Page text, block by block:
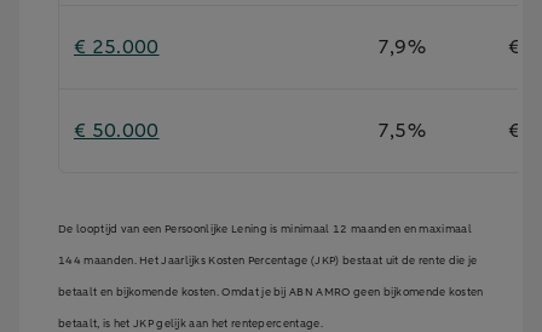
€ 25.000 7,9% €
€ 50.000 7,5% €
De looptijd van een Persoonlijke Lening is minimaal 12 maanden en maximaal
144 maanden. Het Jaarlijks Kosten Percentage (JKP) bestaat uit de rente die je
betaalt en bijkomende kosten. Omdat je bij ABN AMRO geen bijkomende kosten
betaalt, is het JKP gelijk aan het rentepercentage.